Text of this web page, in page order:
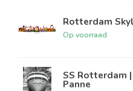
Rotterdam
Op voorraad
SS Rotterdam
Panne